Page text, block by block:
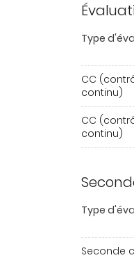
Type
CC
continu)
CC
continu)
Type
Seconde